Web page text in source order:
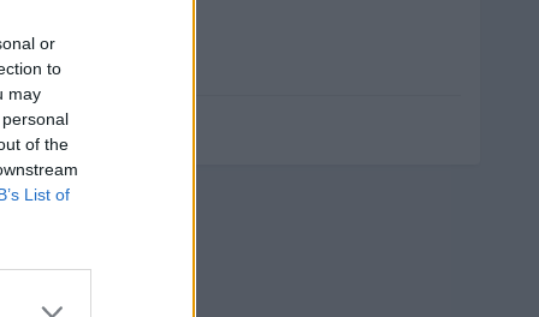
or
to
may
of the
List of